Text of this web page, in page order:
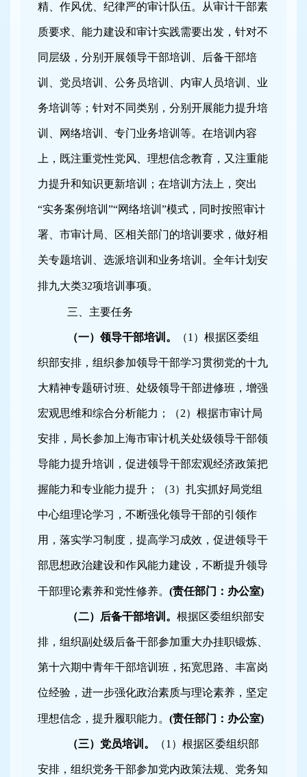
精、作风优、纪律严的审计队伍。从审计干部素
质要求、能力建设和审计实践需要出发， 针对不
同层级，分别开展领导干部培训、后备干部培
训、党员培训、公务员培训、内审人员培训、业
务培训等；针对不同类别，分别开展能力提升培
训、网络培训、专门业务培训等。在培训内容
上，既注重党性党风、理想信念教育，又注重能
力提升和知识更新培训；在培训方法上，突出
“实务案例培训”“网络培训”模式，同时按照审计
署、市审计局、区相关部门的培训要求，做好相
关专题培训、选派培训和业务培训。全年计划安
排九大类32项培训事项。
三、主要任务
（一）领导干部培训。 （1 ）根据区委组
织部安排，组织参加领导干部学习贯彻党的十九
大精神专题研讨班、处级领导干部进修班，增强
宏观思维和综合分析能力；（2）根据市审计局
安排，局长参加上海市审计机关处级领导干部领
导能力提升培训，促进领导干部宏观经济政策把
握能力和专业能力提升；（3）扎实抓好局党组
中心组理论学习，不断强化领导干部的引领作
用，落实学习制度，提高学习成效，促进领导干
部思想政治建设和作风能力建设，不断提升领导
干部理论素养和党性修养。 (责任部门：办公室)
（二）后备干部培训。 根据区委组织部安
排，组织副处级后备干部参加重大办挂职锻炼、
第十六期中青年干部培训班，拓宽思路、丰富岗
位经验，进一步强化政治素质与理论素养，坚定
理想信念，提升履职能力。 (责任部门：办公室)
（三）党员培训。 （1 ）根据区委组织部
安排，组织党务干部参加党内政策法规、党务知